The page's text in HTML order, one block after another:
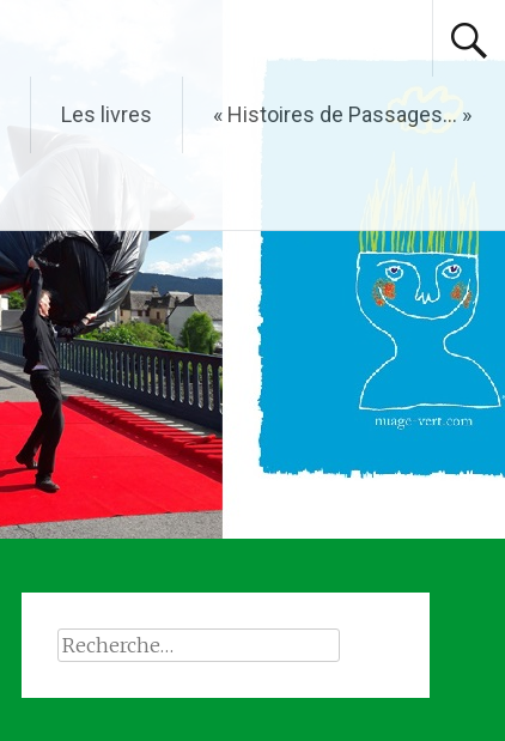
Les livres « Histoires de Passages… »
Rechercher :